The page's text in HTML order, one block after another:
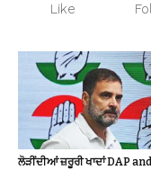
Like
ਲੋੜੀਂਦੀਆਂ ਜ਼ਰੂਰੀ ਖਾਦਾਂ DAP